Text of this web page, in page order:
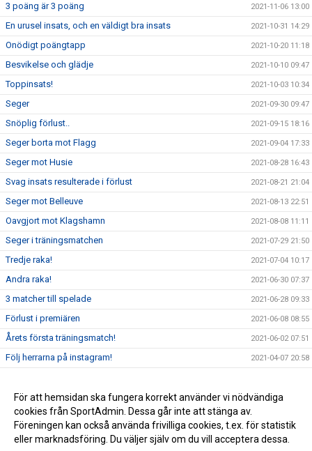
3 poäng är 3 poäng 2021-11-06 13:00
En urusel insats, och en väldigt bra insats 2021-10-31 14:29
Onödigt poängtapp 2021-10-20 11:18
Besvikelse och glädje 2021-10-10 09:47
Toppinsats! 2021-10-03 10:34
Seger 2021-09-30 09:47
Snöplig förlust.. 2021-09-15 18:16
Seger borta mot Flagg 2021-09-04 17:33
Seger mot Husie 2021-08-28 16:43
Svag insats resulterade i förlust 2021-08-21 21:04
Seger mot Belleuve 2021-08-13 22:51
Oavgjort mot Klagshamn 2021-08-08 11:11
Seger i träningsmatchen 2021-07-29 21:50
Tredje raka! 2021-07-04 10:17
Andra raka! 2021-06-30 07:37
3 matcher till spelade 2021-06-28 09:33
Förlust i premiären 2021-06-08 08:55
Årets första träningsmatch! 2021-06-02 07:51
Följ herrarna på instagram! 2021-04-07 20:58
RESTRIKTIONER 2021-02-10 16:58
Första förslag på serieindelning 2020-11-05 10:42
För att hemsidan ska fungera korrekt använder vi nödvändiga
cookies från SportAdmin. Dessa går inte att stänga av.
Föreningen kan också använda frivilliga cookies, t.ex. för statistik
eller marknadsföring. Du väljer själv om du vill acceptera dessa.